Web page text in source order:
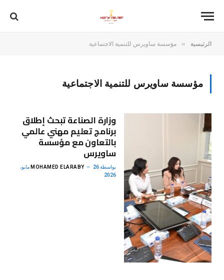
الرئيسية » مؤسسة ساويرس للتنمية الاجتماعية
مؤسسة ساويرس للتنمية الاجتماعية
وزارة الصناعة تبحث إطلاق
برنامج تعليم مهني عالمي
بالتعاون مع مؤسسة
ساويرس
بواسطة MOHAMED ELARABY 26 مايو،
2026